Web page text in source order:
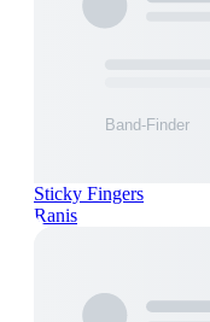
Sticky Fingers
Ranis